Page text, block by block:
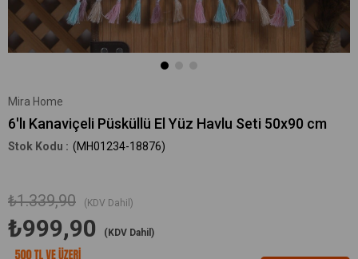
Mira Home
6'lı Kanaviçeli Püsküllü El Yüz Havlu Seti 50x90 cm
(MH01234-18876)
₺1.339,90 (KDV Dahil)
₺999,90 (KDV Dahil)